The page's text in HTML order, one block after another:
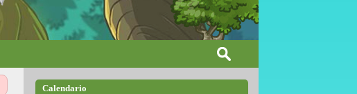
Calendario